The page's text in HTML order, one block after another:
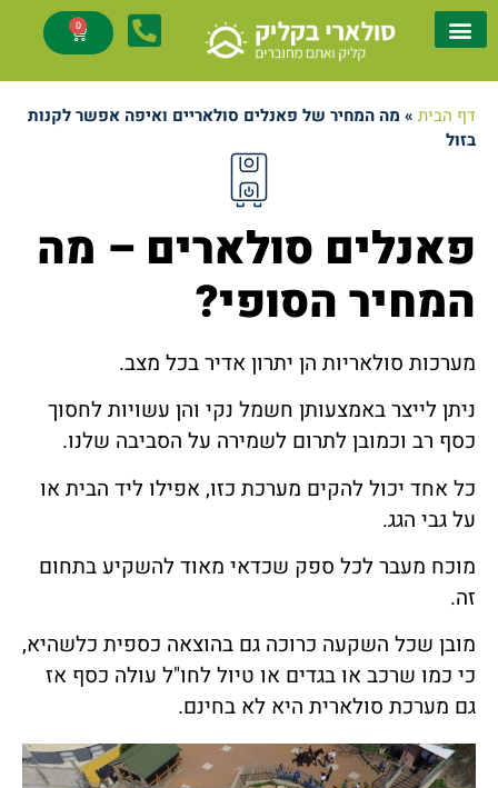
0
דף הבית » מה המחיר של פאנלים סולאריים ואיפה אפשר לקנות
בזול
פאנלים סולארים – מה
המחיר הסופי?
מערכות סולאריות הן יתרון אדיר בכל מצב.
ניתן לייצר באמצעותן חשמל נקי והן עשויות לחסוך
כסף רב וכמובן לתרום לשמירה על הסביבה שלנו.
כל אחד יכול להקים מערכת כזו, אפילו ליד הבית או
על גבי הגג.
מוכח מעבר לכל ספק שכדאי מאוד להשקיע בתחום
זה.
מובן שכל השקעה כרוכה גם בהוצאה כספית כלשהיא,
כי כמו שרכב או בגדים או טיול לחו"ל עולה כסף אז
גם מערכת סולארית היא לא בחינם.